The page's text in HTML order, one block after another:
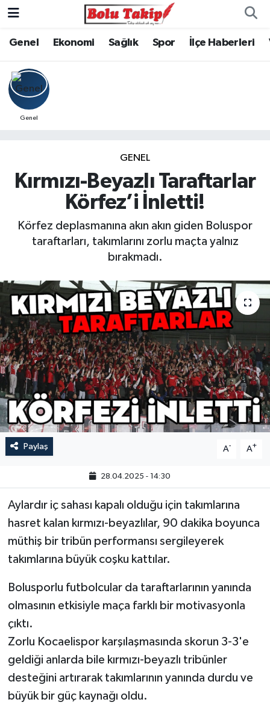
Genel Ekonomi Sağlık Spor İlçe Haberleri
Genel
GENEL
Kırmızı-Beyazlı Taraftarlar
Körfez’i İnletti!
Körfez deplasmanına akın akın giden Boluspor
taraftarları, takımlarını zorlu maçta yalnız
bırakmadı.
Paylaş A- A+
28.04.2025 - 14:30
Aylardır iç sahası kapalı olduğu için takımlarına
hasret kalan kırmızı-beyazlılar, 90 dakika boyunca
müthiş bir tribün performansı sergileyerek
takımlarına büyük coşku kattılar.
Bolusporlu futbolcular da taraftarlarının yanında
olmasının etkisiyle maça farklı bir motivasyonla
çıktı.
Zorlu Kocaelispor karşılaşmasında skorun 3-3'e
geldiği anlarda bile kırmızı-beyazlı tribünler
desteğini artırarak takımlarının yanında durdu ve
büyük bir güç kaynağı oldu.